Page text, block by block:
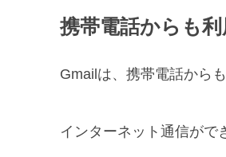
携帯電話からも
Gmailは、携帯電話から
インターネット通信がで